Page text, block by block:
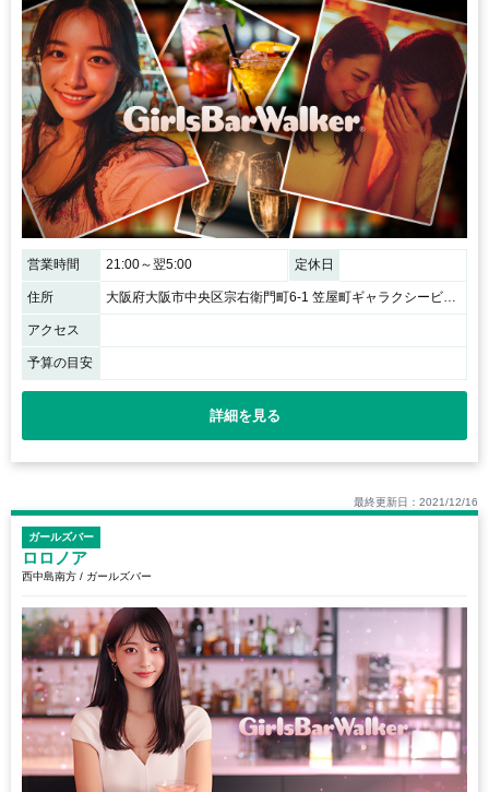
営業時間 21:00～翌5:00 定休日
住所 大阪府大阪市中央区宗右衛門町6-1 笠屋町ギャラクシービル2F
アクセス
予算の目安
詳細を見る
最終更新日：2021/12/16
ガールズバー
ロロノア
西中島南方 / ガールズバー